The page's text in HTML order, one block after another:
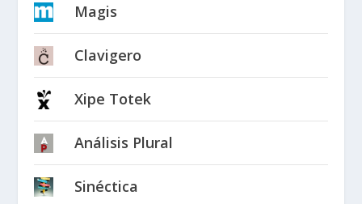
Magis
Clavigero
Xipe Totek
Análisis Plural
Sinéctica